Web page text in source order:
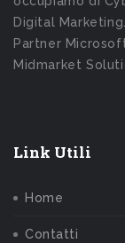
Digital Marketing.
Partner
Midmarket
Link Utili
Home
Contatti